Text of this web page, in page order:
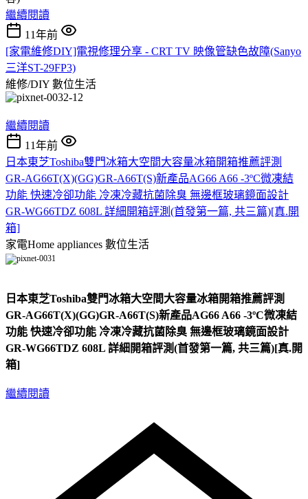
繼續閱讀
11年前
[家電維修DIY]電視修理分享 - CRT TV 映像管缺色故障(Sanyo
三洋ST-29FP3)
維修/DIY 數位生活
繼續閱讀
11年前
日本東芝Toshiba雙門冰箱大空間大容量冰箱開箱推薦評測
GR-AG66T(X)(GG)GR-A66T(S)新產品AG66 A66 -3ºC微凍結
功能 快速冷卻功能 冷凍冷藏抗菌除臭 無邊框玻璃鏡面設計
GR-WG66TDZ 608L 詳細開箱評測(首發第一篇, 共三篇)[真.開
箱]
家電Home appliances 數位生活
日本東芝Toshiba雙門冰箱大空間大容量冰箱開箱推薦評測
GR-AG66T(X)(GG)GR-A66T(S)新產品AG66 A66 -3ºC微凍結
功能 快速冷卻功能 冷凍冷藏抗菌除臭 無邊框玻璃鏡面設計
GR-WG66TDZ 608L 詳細開箱評測(首發第一篇, 共三篇)[真.開
箱]
繼續閱讀